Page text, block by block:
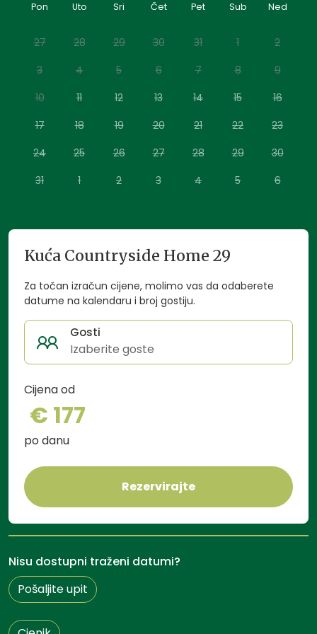
Countryside Home 29 savršen je odabir za obitelji ili
trenutke u Moslavini.
Pon Uto Sri Čet Pet Sub Ned
27 28 29 30 31 1
2
3
4 5 6 7 8
9
10
11 12 13 14 15
16
17
18 19 20 21 22
23
24
25 26 27 28 29
30
31
1 2 3 4 5 6
Kuća Countryside Home 29
Za točan izračun cijene, molimo vas da odaberete
datume na kalendaru i broj gostiju.
Gosti
Izaberite goste
Cijena od
€ 177
po danu
Rezervirajte
Nisu dostupni traženi datumi?
Pošaljite upit